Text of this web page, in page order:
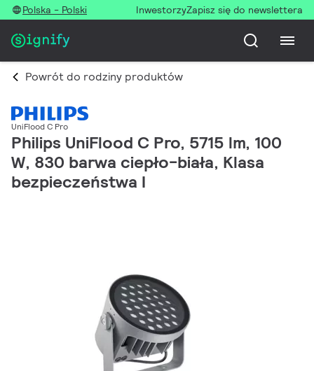
Polska - Polski InwestorzyZapisz się do newslettera
Powrót do rodziny produktów
UniFlood C Pro
Philips UniFlood C Pro, 5715 lm, 100
W, 830 barwa ciepło-biała, Klasa
bezpieczeństwa I